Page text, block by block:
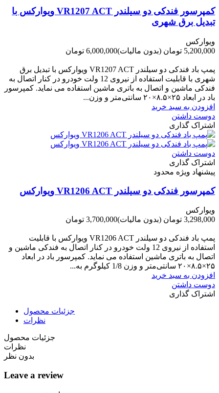
کمپرسور فندکی دو سیلندر VR1207 ACT ویوارکس با
تبدیل برق شهری
ویوارکس
5,200,000 تومان
(بدون مالیات)6,000,000 تومان
پمپ باد فندکی دو سیلندر VR1207 ACT ویوارکس با تبدیل برق
شهری با قابلیت استفاده از نیروی 12 ولت خودرو در کنار اتصال به
فندکی ماشین و اتصال به باتری ماشین استفاده می نماید. کمپرسور
باد در ابعاد ۲۵×۸.۵×۲۰ سانتی‌متر و وزن...
افزودن به سبد خرید
دوست داشتن
اشتراک گذاری
دوست داشتن
اشتراک گذاری
پیشنهاد ویژه محدود
کمپرسور فندکی دو سیلندر VR1206 ACT ویوارکس
ویوارکس
3,298,000 تومان
(بدون مالیات)3,700,000 تومان
پمپ باد فندکی دو سیلندر VR1206 ACT ویوارکس با قابلیت
استفاده از نیروی 12 ولت خودرو در کنار اتصال به فندکی ماشین و
اتصال به باتری ماشین استفاده می نماید. کمپرسور باد در ابعاد
۲۵×۸.۵×۲۰ سانتی‌متر و وزن 1/8 کیلوگرم به...
افزودن به سبد خرید
دوست داشتن
اشتراک گذاری
جزئیات محصول
نظرات
جزئیات محصول
نظرات
بدون نظر
Leave a review